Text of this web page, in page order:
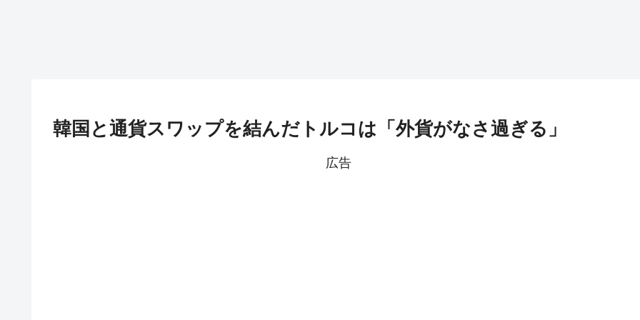
韓国と通貨スワップを結んだトルコは「外貨がなさ過ぎる」
広告